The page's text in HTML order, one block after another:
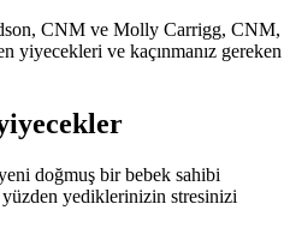
CNM ve Molly Carrigg, CNM,
yiyecekleri ve kaçınmanız gereken
doğmuş bir bebek sahibi
yüzden yediklerinizin stresinizi